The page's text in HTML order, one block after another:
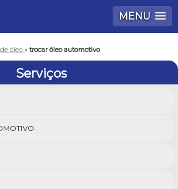
MENU
óleo»trocar óleo automotivo
Serviços